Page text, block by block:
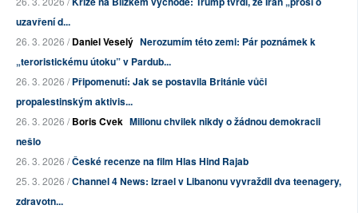
uzavření d...
26. 3. 2026 /Daniel Veselý Nerozumím této zemi: Pár poznámek k
„teroristickému útoku” v Pardub...
26. 3. 2026 /Připomenutí: Jak se postavila Británie vůči
propalestinským aktivis...
26. 3. 2026 /Boris Cvek Milionu chvilek nikdy o žádnou demokracii
nešlo
26. 3. 2026 /České recenze na film Hlas Hind Rajab
25. 3. 2026 /Channel 4 News: Izrael v Libanonu vyvraždil dva teenagery,
zdravotn...